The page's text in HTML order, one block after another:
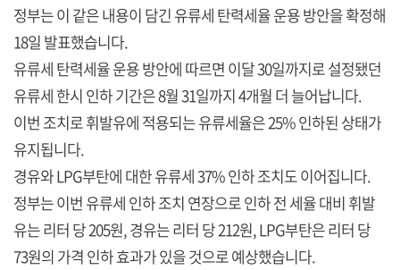
정부는 이 같은 내용이 담긴 유류세 탄력세율 운용 방안을 확정해
18일 발표했습니다.
유류세 탄력세율 운용 방안에 따르면 이달 30일까지로 설정됐던
유류세 한시 인하 기간은 8월 31일까지 4개월 더 늘어납니다.
이번 조치로 휘발유에 적용되는 유류세율은 25% 인하된 상태가
유지됩니다.
경유와 LPG부탄에 대한 유류세 37% 인하 조치도 이어집니다.
정부는 이번 유류세 인하 조치 연장으로 인하 전 세율 대비 휘발
유는 리터 당 205원, 경유는 리터 당 212원, LPG부탄은 리터 당
73원의 가격 인하 효과가 있을 것으로 예상했습니다.